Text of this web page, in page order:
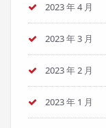
2023 年 4 月
2023 年 3 月
2023 年 2 月
2023 年 1 月